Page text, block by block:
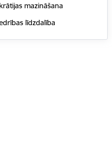
mazināšana
līdzdalība